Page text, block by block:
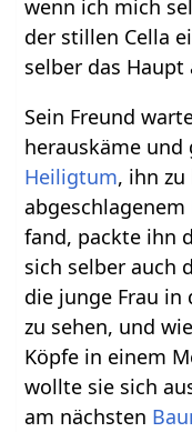
wenn ich mich
der stillen Cella
selber das Haupt
Sein Freund
herauskäme
Heiligtum, ihn
abgeschlagenem
fand, packte ihn
sich selber auch
die junge Frau in
zu sehen, und
Köpfe in einem
wollte sie sich
am nächsten